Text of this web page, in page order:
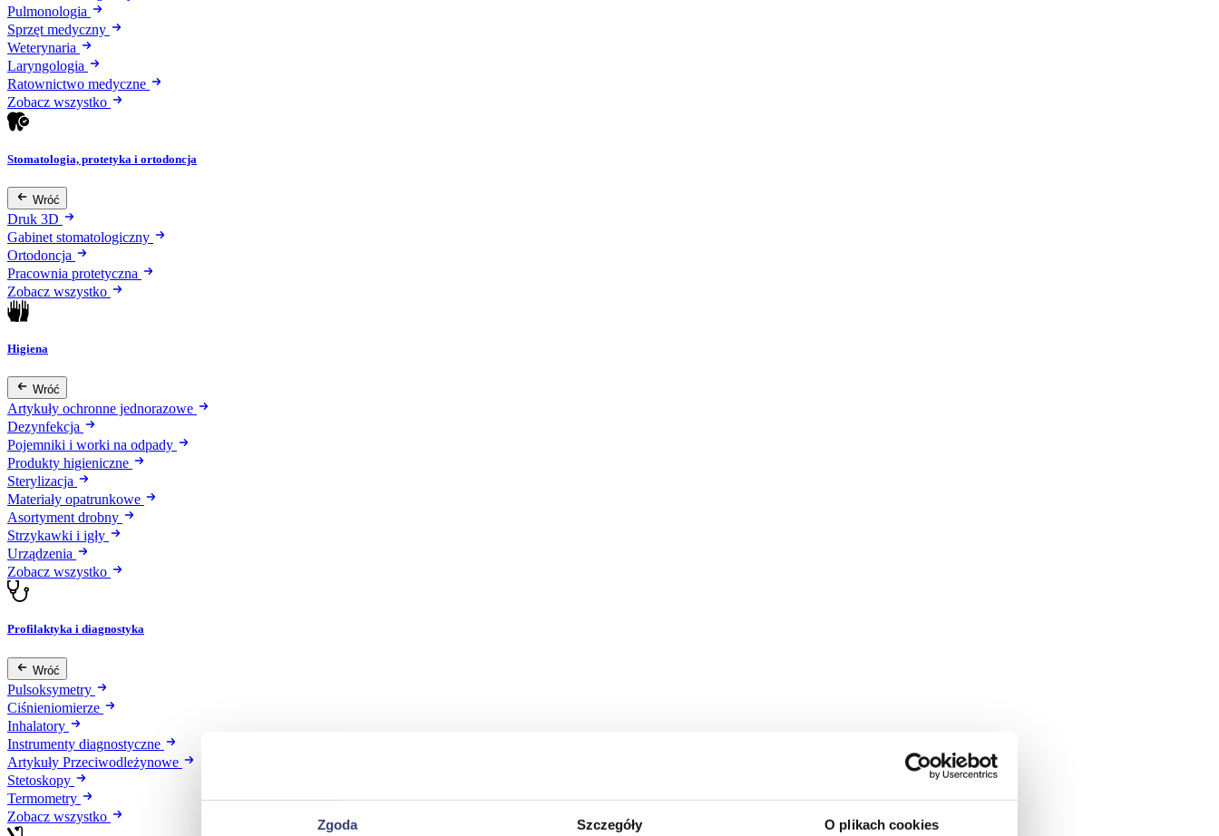
Zgoda Szczegóły O plikach cookies
Pulmonologia
Sprzęt medyczny
Weterynaria
Laryngologia
Ratownictwo medyczne
Zobacz wszystko
Stomatologia, protetyka i ortodoncja
Wróć
Druk 3D
Gabinet stomatologiczny
Ortodoncja
Pracownia protetyczna
Zobacz wszystko
Higiena
Wróć
Artykuły ochronne jednorazowe
Dezynfekcja
Pojemniki i worki na odpady
Produkty higieniczne
Sterylizacja
Materiały opatrunkowe
Asortyment drobny
Strzykawki i igły
Urządzenia
Zobacz wszystko
Profilaktyka i diagnostyka
Wróć
Pulsoksymetry
Ciśnieniomierze
Inhalatory
Instrumenty diagnostyczne
Artykuły Przeciwodleżynowe
Stetoskopy
Termometry
Zobacz wszystko